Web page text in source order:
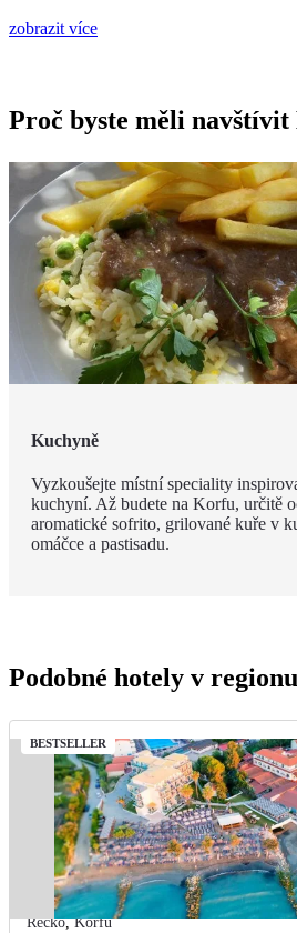
zobrazit více
Proč byste měli
Kuchyně
Vyzkoušejte místní speciality
kuchyní. Až budete na Korfu, určitě
aromatické sofrito, grilované kuře v
omáčce a pastisadu.
Podobné hotely v regionu
BESTSELLER
Řecko,Korfu